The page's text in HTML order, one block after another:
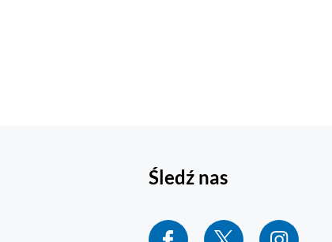
Śledź nas